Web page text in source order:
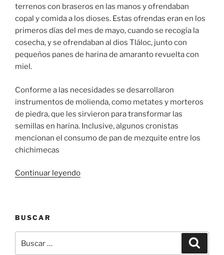
terrenos con braseros en las manos y ofrendaban
copal y comida a los dioses. Estas ofrendas eran en los
primeros días del mes de mayo, cuando se recogía la
cosecha, y se ofrendaban al dios Tláloc, junto con
pequeños panes de harina de amaranto revuelta con
miel.
Conforme a las necesidades se desarrollaron
instrumentos de molienda, como metates y morteros
de piedra, que les sirvieron para transformar las
semillas en harina. Inclusive, algunos cronistas
mencionan el consumo de pan de mezquite entre los
chichimecas
Continuar leyendo«MÉXICO
FORMAS
BUSCAR
por: